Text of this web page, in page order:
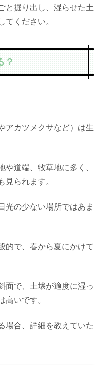
と掘り出し、湿らせた土
てください。
？
アカツメクサなど）は生
や道端、牧草地に多く、
見られます。
光の少ない場所ではあま
的で、春から夏にかけて
面で、土壌が適度に湿っ
高いです。
場合、詳細を教えていた